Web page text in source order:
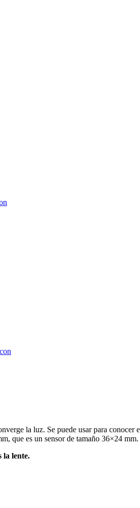
la luz. Se puede usar para
que es un sensor de tamaño 36×24
la lente.